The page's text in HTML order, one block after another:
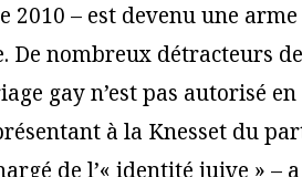
2010 – est devenu une
De nombreux détracteurs
gay n’est pas autorisé
à la Knesset du
de l’« identité juive » –